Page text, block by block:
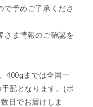
で予めご了承くださ
さま情報のご確認を
400gまでは全国一
配となります。(ポ
日でお届けしま